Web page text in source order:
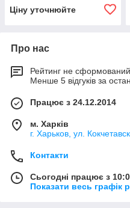
Ціну уточнюйте
Про нас
Рейтинг не сформований
Менше 5 відгуків за
Працює з 24.12.2014
м. Харків
г. Харьков, ул.
Контакти
Сьогодні працює з
Показати весь графік